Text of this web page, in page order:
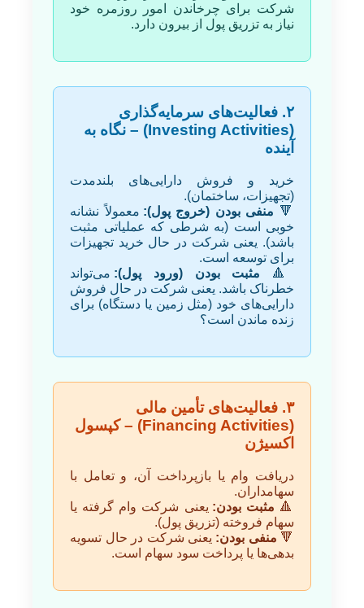
شرکت برای چرخاندن امور روزمره خود
نیاز به تزریق پول از بیرون دارد.
۲. فعالیت‌های سرمایه‌گذاری
(Investing Activities) – نگاه به
آینده
خرید و فروش دارایی‌های بلندمدت
(تجهیزات، ساختمان).
🔻 منفی بودن (خروج پول): معمولاً نشانه
خوبی است (به شرطی که عملیاتی مثبت
باشد). یعنی شرکت در حال خرید تجهیزات
برای توسعه است.
🔺 مثبت بودن (ورود پول): می‌تواند
خطرناک باشد. یعنی شرکت در حال فروش
دارایی‌های خود (مثل زمین یا دستگاه) برای
زنده ماندن است؟
۳. فعالیت‌های تأمین مالی
(Financing Activities) – کپسول
اکسیژن
دریافت وام یا بازپرداخت آن، و تعامل با
سهامداران.
🔺 مثبت بودن: یعنی شرکت وام گرفته یا
سهام فروخته (تزریق پول).
🔻 منفی بودن: یعنی شرکت در حال تسویه
بدهی‌ها یا پرداخت سود سهام است.